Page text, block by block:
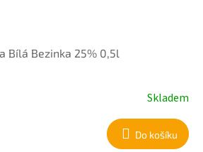
Bílá Bezinka 25% 0,5l
Skladem
Do košíku